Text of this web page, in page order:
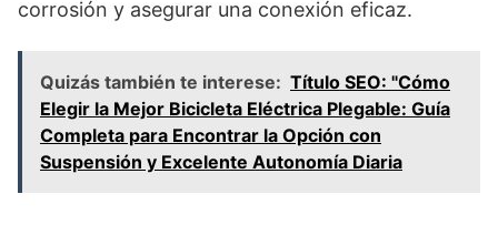
corrosión y asegurar una conexión eficaz.
Quizás también te interese: Título SEO: "Cómo
Elegir la Mejor Bicicleta Eléctrica Plegable: Guía
Completa para Encontrar la Opción con
Suspensión y Excelente Autonomía Diaria